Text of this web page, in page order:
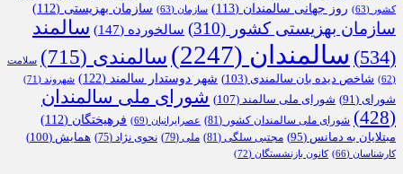
کشور (63) روز جهانی سالمندان (113) سازمان (63) سازمان بهزیستی (112)
سازمان بهزیستی کشور (310) سالخورده (147)
سالمند
(534)
سالمندان (2247) سالمندی (715)
سلامت
(62)
شاخص دیده بان سالمندی (103) شهر دوستدار سالمند (122) شهروند (71)
شورای (91) شورای ملی سالمند (107)
شورای ملی سالمندان
(428)
شورای ملی سالمندان کشور (81) عصرایرانیان (69) فرهیختگان (112)
مبتلایان به دمانس (95) مجتبی سلگی (81) ملی (79) نحوی نژاد (75) همایش (100)
کارشناسان (66) کانون بازنشستگان (72)